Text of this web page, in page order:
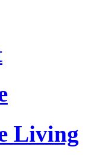
Living